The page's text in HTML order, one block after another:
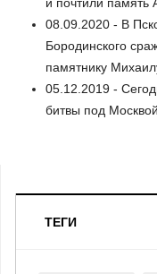
08.09.2020 - В
Бородинского
памятнику
05.12.2019 -
битвы под
ТЕГИ